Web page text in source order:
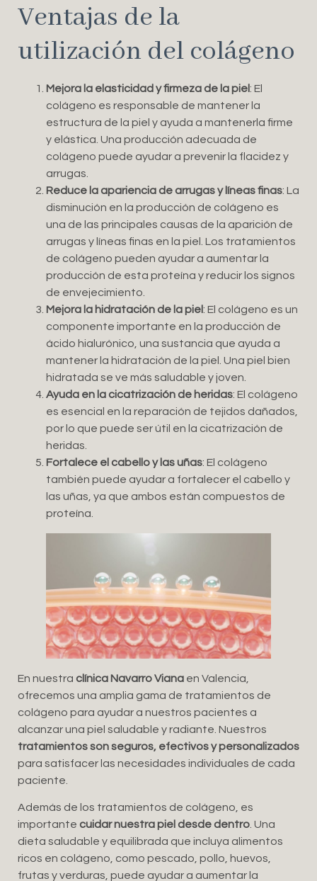
Ventajas de la
utilización del colágeno
Mejora la elasticidad y firmeza de la piel: El
colágeno es responsable de mantener la
estructura de la piel y ayuda a mantenerla firme
y elástica. Una producción adecuada de
colágeno puede ayudar a prevenir la flacidez y
arrugas.
Reduce la apariencia de arrugas y líneas finas: La
disminución en la producción de colágeno es
una de las principales causas de la aparición de
arrugas y líneas finas en la piel. Los tratamientos
de colágeno pueden ayudar a aumentar la
producción de esta proteína y reducir los signos
de envejecimiento.
Mejora la hidratación de la piel: El colágeno es un
componente importante en la producción de
ácido hialurónico, una sustancia que ayuda a
mantener la hidratación de la piel. Una piel bien
hidratada se ve más saludable y joven.
Ayuda en la cicatrización de heridas: El colágeno
es esencial en la reparación de tejidos dañados,
por lo que puede ser útil en la cicatrización de
heridas.
Fortalece el cabello y las uñas: El colágeno
también puede ayudar a fortalecer el cabello y
las uñas, ya que ambos están compuestos de
proteína.
En nuestra clínica Navarro Viana en Valencia,
ofrecemos una amplia gama de tratamientos de
colágeno para ayudar a nuestros pacientes a
alcanzar una piel saludable y radiante. Nuestros
tratamientos son seguros, efectivos y personalizados
para satisfacer las necesidades individuales de cada
paciente.
Además de los tratamientos de colágeno, es
importante cuidar nuestra piel desde dentro . Una
dieta saludable y equilibrada que incluya alimentos
ricos en colágeno, como pescado, pollo, huevos,
frutas y verduras, puede ayudar a aumentar la